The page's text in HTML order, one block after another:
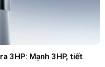
3HP: Mạnh 3HP, tiết